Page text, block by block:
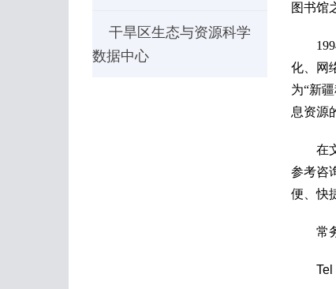
干旱区生态与资源科学
数据中心
图书馆
1994
化、网
为“新
息资源
在文
参考咨
便、快
常
Tel